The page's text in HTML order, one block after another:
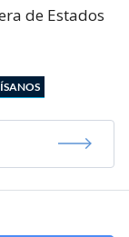
de Estados